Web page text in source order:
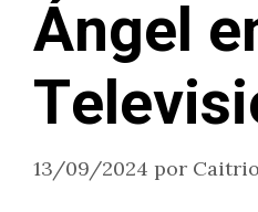
Ángel
13/09/2024 por